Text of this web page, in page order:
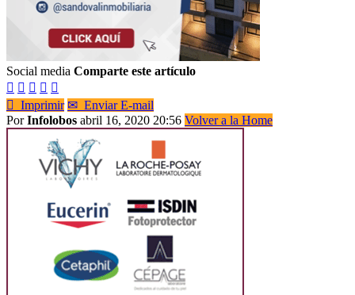
Social media Comparte este artículo
    
 Imprimir ✉ Enviar E-mail
PorInfolobos abril 16, 2020 20:56 Volver a la Home